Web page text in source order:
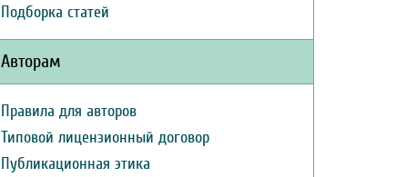
Подборка статей
Авторам
Правила для авторов
Типовой лицензионный договор
Публикационная этика